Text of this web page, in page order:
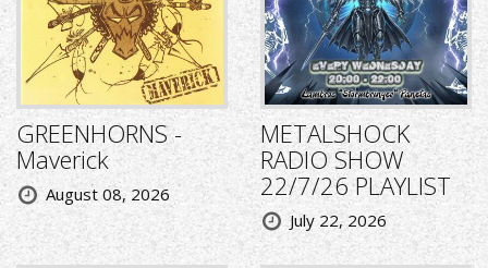
GREENHORNS -
Maverick
August 08, 2026
METALSHOCK
RADIO SHOW
22/7/26 PLAYLIST
July 22, 2026